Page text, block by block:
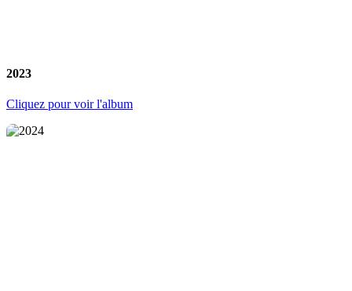
2023
Cliquez pour voir l'album